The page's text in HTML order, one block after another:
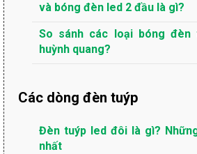
và bóng đèn led 2 đầu là gì?
So sánh các loại bóng đèn
huỳnh quang?
Các dòng đèn tuýp
Đèn tuýp led đôi là gì?
nhất